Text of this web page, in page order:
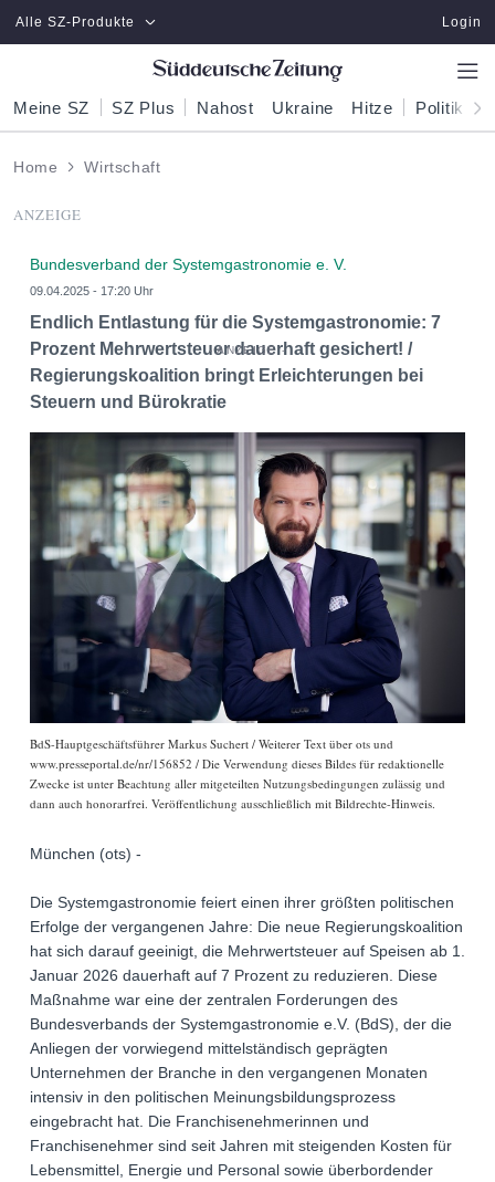
Zum Hauptinhalt springen
Alle SZ-Produkte Login
Meine SZ SZ Plus Nahost Ukraine Hitze Politik
Home Wirtschaft
ANZEIGE
Bundesverband der Systemgastronomie e. V.
09.04.2025 - 17:20 Uhr
Endlich Entlastung für die Systemgastronomie: 7
Prozent Mehrwertsteuer dauerhaft gesichert! /
Regierungskoalition bringt Erleichterungen bei
Steuern und Bürokratie
BdS-Hauptgeschäftsführer Markus Suchert / Weiterer Text über ots und
www.presseportal.de/nr/156852 / Die Verwendung dieses Bildes für redaktionelle
Zwecke ist unter Beachtung aller mitgeteilten Nutzungsbedingungen zulässig und
dann auch honorarfrei. Veröffentlichung ausschließlich mit Bildrechte-Hinweis.
München (ots) -
Die Systemgastronomie feiert einen ihrer größten politischen
Erfolge der vergangenen Jahre: Die neue Regierungskoalition
hat sich darauf geeinigt, die Mehrwertsteuer auf Speisen ab 1.
Januar 2026 dauerhaft auf 7 Prozent zu reduzieren. Diese
Maßnahme war eine der zentralen Forderungen des
Bundesverbands der Systemgastronomie e.V. (BdS), der die
Anliegen der vorwiegend mittelständisch geprägten
Unternehmen der Branche in den vergangenen Monaten
intensiv in den politischen Meinungsbildungsprozess
eingebracht hat. Die Franchisenehmerinnen und
Franchisenehmer sind seit Jahren mit steigenden Kosten für
Lebensmittel, Energie und Personal sowie überbordender